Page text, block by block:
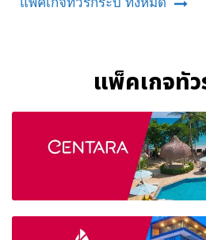
แพ็คเกจทัวร์กระบี่ ทั้งหมด
แพ็คเกจทัว